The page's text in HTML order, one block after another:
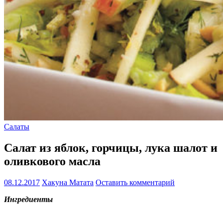
Салаты
Салат из яблок, горчицы, лука шалот и
оливкового масла
08.12.2017 Хакуна Матата Оставить комментарий
Ингредиенты